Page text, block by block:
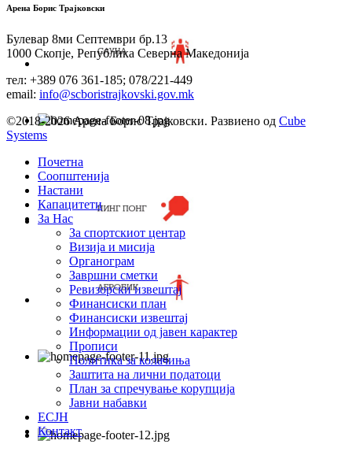
Арена Борис Трајковски
Булевар 8ми Септември бр.13
1000 Скопје, Република Северна Македонија
тел: +389 076 361-185; 078/221-449
email: info@scboristrajkovski.gov.mk
©2018-2026 Арена Борис Трајковски. Развиено од Cube
Systems
Почетна
Соопштенија
Настани
Капацитети
За Нас
За спортскиот центар
Визија и мисија
Органограм
Завршни сметки
Ревизорски извештај
Финансиски план
Финансиски извештај
Информации од јавен карактер
Прописи
Политика за колачиња
Заштита на лични податоци
План за спречување корупција
Јавни набавки
ЕСЈН
Контакт